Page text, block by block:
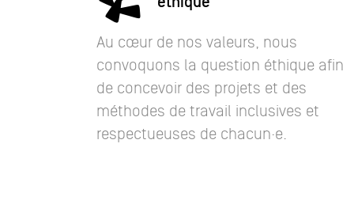
Au cœur de nos valeurs, nous
convoquons la question éthique afin
de concevoir des projets et des
méthodes de travail inclusives et
respectueuses de chacun·e.